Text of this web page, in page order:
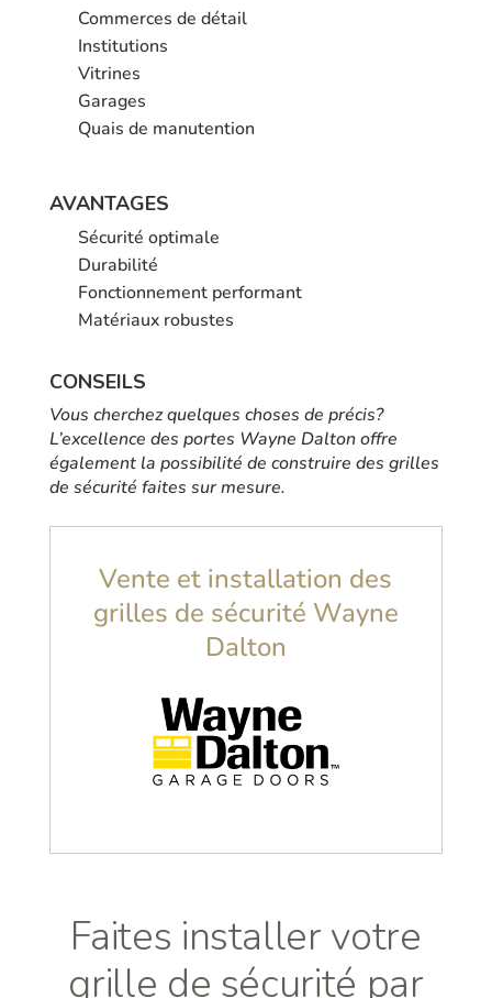
Commerces de détail
Institutions
Vitrines
Garages
Quais de manutention
AVANTAGES
Sécurité optimale
Durabilité
Fonctionnement performant
Matériaux robustes
CONSEILS
Vous cherchez quelques choses de précis?
L’excellence des portes Wayne Dalton offre
également la possibilité de construire des grilles
de sécurité faites sur mesure.
Vente et installation des
grilles de sécurité Wayne
Dalton
Faites installer votre
grille de sécurité par